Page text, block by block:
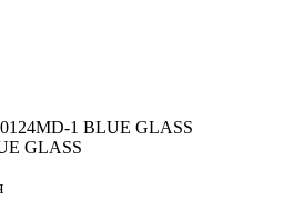
1 BLUE GLASS
GLASS